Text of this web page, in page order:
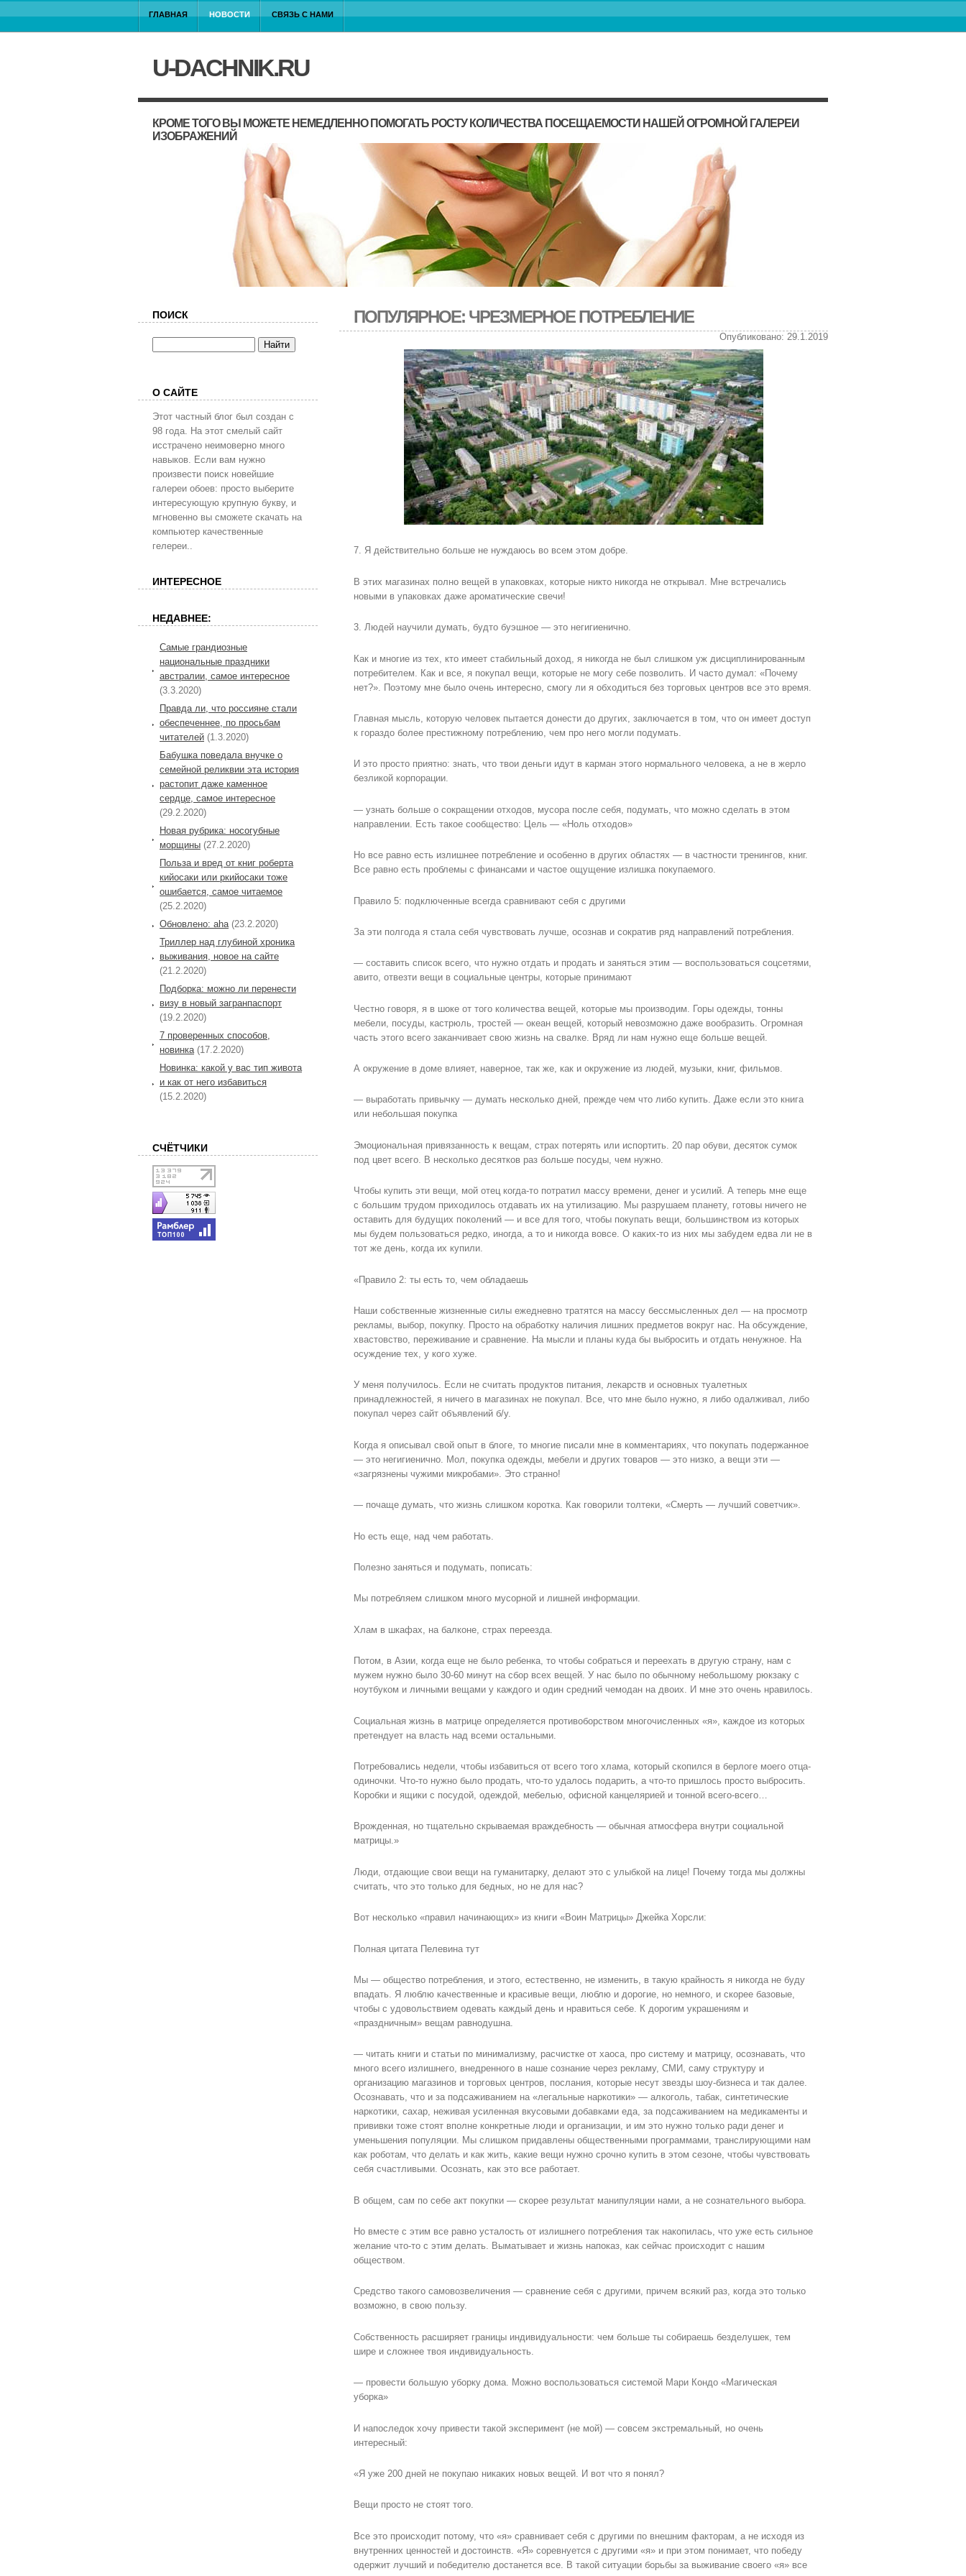
ГЛАВНАЯ НОВОСТИ СВЯЗЬ С НАМИ
U-DACHNIK.RU
КРОМЕ ТОГО ВЫ МОЖЕТЕ НЕМЕДЛЕННО ПОМОГАТЬ РОСТУ КОЛИЧЕСТВА ПОСЕЩАЕМОСТИ НАШЕЙ ОГРОМНОЙ ГАЛЕРЕИ
ИЗОБРАЖЕНИЙ
ПОПУЛЯРНОЕ: ЧРЕЗМЕРНОЕ ПОТРЕБЛЕНИЕ
Опубликовано: 29.1.2019
7. Я действительно больше не нуждаюсь во всем этом добре.
В этих магазинах полно вещей в упаковках, которые никто никогда не открывал. Мне встречались
новыми в упаковках даже ароматические свечи!
3. Людей научили думать, будто буэшное — это негигиенично.
Как и многие из тех, кто имеет стабильный доход, я никогда не был слишком уж дисциплинированным
потребителем. Как и все, я покупал вещи, которые не могу себе позволить. И часто думал: «Почему
нет?». Поэтому мне было очень интересно, смогу ли я обходиться без торговых центров все это время.
Главная мысль, которую человек пытается донести до других, заключается в том, что он имеет доступ
к гораздо более престижному потреблению, чем про него могли подумать.
И это просто приятно: знать, что твои деньги идут в карман этого нормального человека, а не в жерло
безликой корпорации.
— узнать больше о сокращении отходов, мусора после себя, подумать, что можно сделать в этом
направлении. Есть такое сообщество: Цель — «Ноль отходов»
Но все равно есть излишнее потребление и особенно в других областях — в частности тренингов, книг.
Все равно есть проблемы с финансами и частое ощущение излишка покупаемого.
Правило 5: подключенные всегда сравнивают себя с другими
За эти полгода я стала себя чувствовать лучше, осознав и сократив ряд направлений потребления.
— составить список всего, что нужно отдать и продать и заняться этим — воспользоваться соцсетями,
авито, отвезти вещи в социальные центры, которые принимают
Честно говоря, я в шоке от того количества вещей, которые мы производим. Горы одежды, тонны
мебели, посуды, кастрюль, тростей — океан вещей, который невозможно даже вообразить. Огромная
часть этого всего заканчивает свою жизнь на свалке. Вряд ли нам нужно еще больше вещей.
А окружение в доме влияет, наверное, так же, как и окружение из людей, музыки, книг, фильмов.
— выработать привычку — думать несколько дней, прежде чем что либо купить. Даже если это книга
или небольшая покупка
Эмоциональная привязанность к вещам, страх потерять или испортить. 20 пар обуви, десяток сумок
под цвет всего. В несколько десятков раз больше посуды, чем нужно.
Чтобы купить эти вещи, мой отец когда-то потратил массу времени, денег и усилий. А теперь мне еще
с большим трудом приходилось отдавать их на утилизацию. Мы разрушаем планету, готовы ничего не
оставить для будущих поколений — и все для того, чтобы покупать вещи, большинством из которых
мы будем пользоваться редко, иногда, а то и никогда вовсе. О каких-то из них мы забудем едва ли не в
тот же день, когда их купили.
«Правило 2: ты есть то, чем обладаешь
Наши собственные жизненные силы ежедневно тратятся на массу бессмысленных дел — на просмотр
рекламы, выбор, покупку. Просто на обработку наличия лишних предметов вокруг нас. На обсуждение,
хвастовство, переживание и сравнение. На мысли и планы куда бы выбросить и отдать ненужное. На
осуждение тех, у кого хуже.
У меня получилось. Если не считать продуктов питания, лекарств и основных туалетных
принадлежностей, я ничего в магазинах не покупал. Все, что мне было нужно, я либо одалживал, либо
покупал через сайт объявлений б/у.
Когда я описывал свой опыт в блоге, то многие писали мне в комментариях, что покупать подержанное
— это негигиенично. Мол, покупка одежды, мебели и других товаров — это низко, а вещи эти —
«загрязнены чужими микробами». Это странно!
— почаще думать, что жизнь слишком коротка. Как говорили толтеки, «Смерть — лучший советчик».
Но есть еще, над чем работать.
Полезно заняться и подумать, пописать:
Мы потребляем слишком много мусорной и лишней информации.
Хлам в шкафах, на балконе, страх переезда.
Потом, в Азии, когда еще не было ребенка, то чтобы собраться и переехать в другую страну, нам с
мужем нужно было 30-60 минут на сбор всех вещей. У нас было по обычному небольшому рюкзаку с
ноутбуком и личными вещами у каждого и один средний чемодан на двоих. И мне это очень нравилось.
Социальная жизнь в матрице определяется противоборством многочисленных «я», каждое из которых
претендует на власть над всеми остальными.
Потребовались недели, чтобы избавиться от всего того хлама, который скопился в берлоге моего отца-
одиночки. Что-то нужно было продать, что-то удалось подарить, а что-то пришлось просто выбросить.
Коробки и ящики с посудой, одеждой, мебелью, офисной канцелярией и тонной всего-всего…
Врожденная, но тщательно скрываемая враждебность — обычная атмосфера внутри социальной
матрицы.»
Люди, отдающие свои вещи на гуманитарку, делают это с улыбкой на лице! Почему тогда мы должны
считать, что это только для бедных, но не для нас?
Вот несколько «правил начинающих» из книги «Воин Матрицы» Джейка Хорсли:
Полная цитата Пелевина тут
Мы — общество потребления, и этого, естественно, не изменить, в такую крайность я никогда не буду
впадать. Я люблю качественные и красивые вещи, люблю и дорогие, но немного, и скорее базовые,
чтобы с удовольствием одевать каждый день и нравиться себе. К дорогим украшениям и
«праздничным» вещам равнодушна.
— читать книги и статьи по минимализму, расчистке от хаоса, про систему и матрицу, осознавать, что
много всего излишнего, внедренного в наше сознание через рекламу, СМИ, саму структуру и
организацию магазинов и торговых центров, послания, которые несут звезды шоу-бизнеса и так далее.
Осознавать, что и за подсаживанием на «легальные наркотики» — алкоголь, табак, синтетические
наркотики, сахар, неживая усиленная вкусовыми добавками еда, за подсаживанием на медикаменты и
прививки тоже стоят вполне конкретные люди и организации, и им это нужно только ради денег и
уменьшения популяции. Мы слишком придавлены общественными программами, транслирующими нам
как роботам, что делать и как жить, какие вещи нужно срочно купить в этом сезоне, чтобы чувствовать
себя счастливыми. Осознать, как это все работает.
В общем, сам по себе акт покупки — скорее результат манипуляции нами, а не сознательного выбора.
Но вместе с этим все равно усталость от излишнего потребления так накопилась, что уже есть сильное
желание что-то с этим делать. Выматывает и жизнь напоказ, как сейчас происходит с нашим
обществом.
Средство такого самовозвеличения — сравнение себя с другими, причем всякий раз, когда это только
возможно, в свою пользу.
Собственность расширяет границы индивидуальности: чем больше ты собираешь безделушек, тем
шире и сложнее твоя индивидуальность.
— провести большую уборку дома. Можно воспользоваться системой Мари Кондо «Магическая
уборка»
И напоследок хочу привести такой эксперимент (не мой) — совсем экстремальный, но очень
интересный:
«Я уже 200 дней не покупаю никаких новых вещей. И вот что я понял?
Вещи просто не стоят того.
Все это происходит потому, что «я» сравнивает себя с другими по внешним факторам, а не исходя из
внутренних ценностей и достоинств. «Я» соревнуется с другими «я» и при этом понимает, что победу
одержит лучший и победителю достанется все. В такой ситуации борьбы за выживание своего «я» все
ПОИСК
О САЙТЕ
Этот частный блог был создан с
98 года. На этот смелый сайт
исстрачено неимоверно много
навыков. Если вам нужно
произвести поиск новейшие
галереи обоев: просто выберите
интересующую крупную букву, и
мгновенно вы сможете скачать на
компьютер качественные
гелереи..
ИНТЕРЕСНОЕ
НЕДАВНЕЕ:
Самые грандиозные
национальные праздники
австралии, самое интересное
(3.3.2020)
Правда ли, что россияне стали
обеспеченнее, по просьбам
читателей (1.3.2020)
Бабушка поведала внучке о
семейной реликвии эта история
растопит даже каменное
сердце, самое интересное
(29.2.2020)
Новая рубрика: носогубные
морщины (27.2.2020)
Польза и вред от книг роберта
кийосаки или ркийосаки тоже
ошибается, самое читаемое
(25.2.2020)
Обновлено: aha (23.2.2020)
Триллер над глубиной хроника
выживания, новое на сайте
(21.2.2020)
Подборка: можно ли перенести
визу в новый загранпаспорт
(19.2.2020)
7 проверенных способов,
новинка (17.2.2020)
Новинка: какой у вас тип живота
и как от него избавиться
(15.2.2020)
СЧЁТЧИКИ